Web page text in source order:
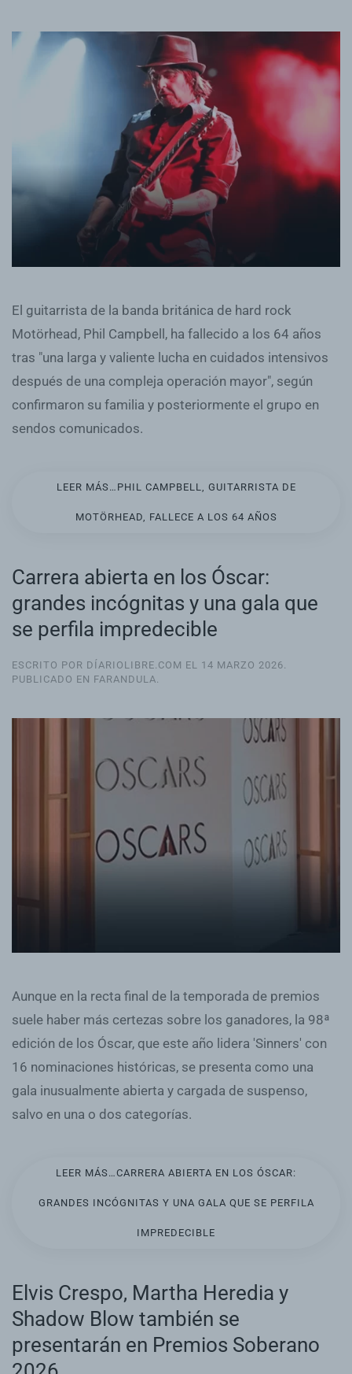
El guitarrista de la banda británica de hard rock
Motörhead, Phil Campbell, ha fallecido a los 64 años
tras "una larga y valiente lucha en cuidados intensivos
después de una compleja operación mayor", según
confirmaron su familia y posteriormente el grupo en
sendos comunicados.
LEER MÁS…PHIL CAMPBELL, GUITARRISTA DE
MOTÖRHEAD, FALLECE A LOS 64 AÑOS
Carrera abierta en los Óscar:
grandes incógnitas y una gala que
se perfila impredecible
ESCRITO POR DÍARIOLIBRE.COM EL 14 MARZO 2026
PUBLICADO EN FARANDULA
Aunque en la recta final de la temporada de premios
suele haber más certezas sobre los ganadores, la 98ª
edición de los Óscar, que este año lidera 'Sinners' con
16 nominaciones históricas, se presenta como una
gala inusualmente abierta y cargada de suspenso,
salvo en una o dos categorías.
LEER MÁS…CARRERA ABIERTA EN LOS ÓSCAR:
GRANDES INCÓGNITAS Y UNA GALA QUE SE PERFILA
IMPREDECIBLE
Elvis Crespo, Martha Heredia y
Shadow Blow también se
presentarán en Premios Soberano